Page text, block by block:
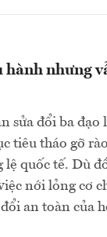
nhưng
sửa đổi ba
tiêu tháo gỡ
lệ quốc tế. Dù
nới lỏng cơ
an toàn của